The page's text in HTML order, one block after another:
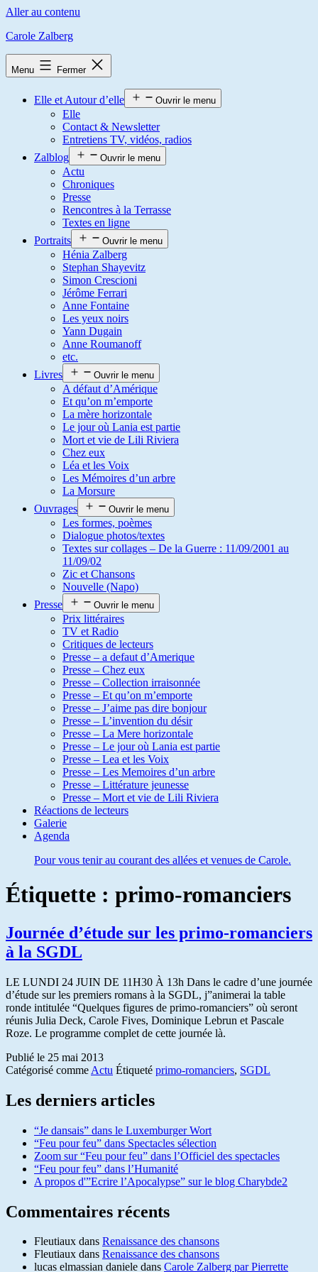
Aller au contenu
Carole Zalberg
Menu Fermer
Elle et Autour d’elle Ouvrir le menu
Elle
Contact & Newsletter
Entretiens TV, vidéos, radios
Zalblog
Ouvrir le menu
Actu
Chroniques
Presse
Rencontres à la Terrasse
Textes en ligne
Portraits
Ouvrir le menu
Hénia Zalberg
Stephan Shayevitz
Simon Crescioni
Jérôme Ferrari
Anne Fontaine
Les yeux noirs
Yann Dugain
Anne Roumanoff
etc.
Livres
Ouvrir le menu
A défaut d’Amérique
Et qu’on m’emporte
La mère horizontale
Le jour où Lania est partie
Mort et vie de Lili Riviera
Chez eux
Léa et les Voix
Les Mémoires d’un arbre
La Morsure
Ouvrages
Ouvrir le menu
Les formes, poèmes
Dialogue photos/textes
Textes sur collages – De la Guerre : 11/09/2001 au
11/09/02
Zic et Chansons
Nouvelle (Napo)
Presse
Ouvrir le menu
Prix littéraires
TV et Radio
Critiques de lecteurs
Presse – a defaut d’Amerique
Presse – Chez eux
Presse – Collection irraisonnée
Presse – Et qu’on m’emporte
Presse – J’aime pas dire bonjour
Presse – L’invention du désir
Presse – La Mere horizontale
Presse – Le jour où Lania est partie
Presse – Lea et les Voix
Presse – Les Memoires d’un arbre
Presse – Littérature jeunesse
Presse – Mort et vie de Lili Riviera
Réactions de lecteurs
Galerie
Agenda
Pour vous tenir au courant des allées et venues de Carole.
Étiquette : primo-romanciers
Journée d’étude sur les primo-romanciers
à la SGDL
LE LUNDI 24 JUIN DE 11H30 À 13h Dans le cadre d’une journée
d’étude sur les premiers romans à la SGDL, j”animerai la table
ronde intitulée “Quelques figures de primo-romanciers” où seront
réunis Julia Deck, Carole Fives, Dominique Lebrun et Pascale
Roze. Le programme complet de cette journée là.
Publié le 25 mai 2013
Catégorisé comme Actu Étiqueté primo-romanciers, SGDL
Les derniers articles
“Je dansais” dans le Luxemburger Wort
“Feu pour feu” dans Spectacles sélection
Zoom sur “Feu pour feu” dans l’Officiel des spectacles
“Feu pour feu” dans l’Humanité
A propos d'”Ecrire l’Apocalypse” sur le blog Charybde2
Commentaires récents
Fleutiaux dans Renaissance des chansons
Fleutiaux dans Renaissance des chansons
lucas elmassian daniele dans Carole Zalberg par Pierrette